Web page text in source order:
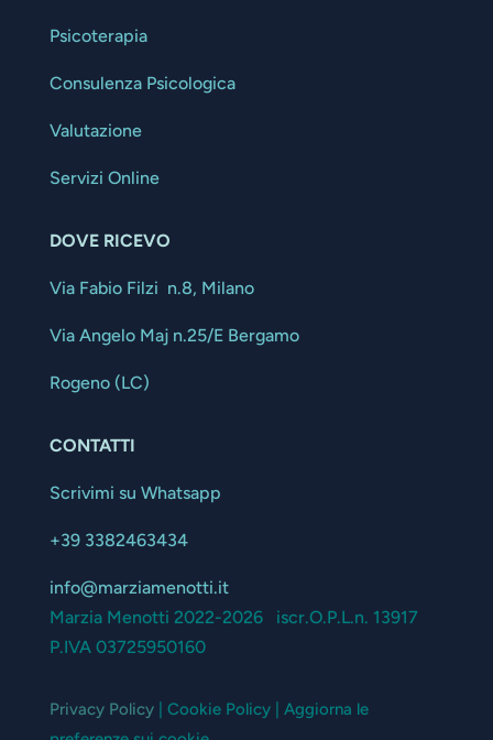
Psicoterapia
Consulenza Psicologica
Valutazione
Servizi Online
DOVE RICEVO
Via Fabio Filzi n.8, Milano
Via Angelo Maj n.25/E Bergamo
Rogeno (LC)
CONTATTI
Scrivimi su Whatsapp
+39 3382463434
info@marziamenotti.it
Marzia Menotti 2022-2026 iscr.O.P.L.n. 13917
P.IVA 03725950160
Privacy Policy| Cookie Policy | Aggiorna le